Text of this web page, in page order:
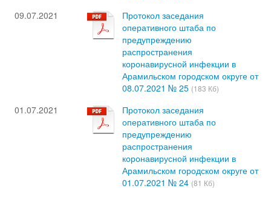
09.07.2021
Протокол заседания
оперативного штаба по
предупреждению
распространения
коронавирусной инфекции в
Арамильском городском округе от
08.07.2021 № 25 (183 Кб)
01.07.2021
Протокол заседания
оперативного штаба по
предупреждению
распространения
коронавирусной инфекции в
Арамильском городском округе от
01.07.2021 № 24 (81 Кб)